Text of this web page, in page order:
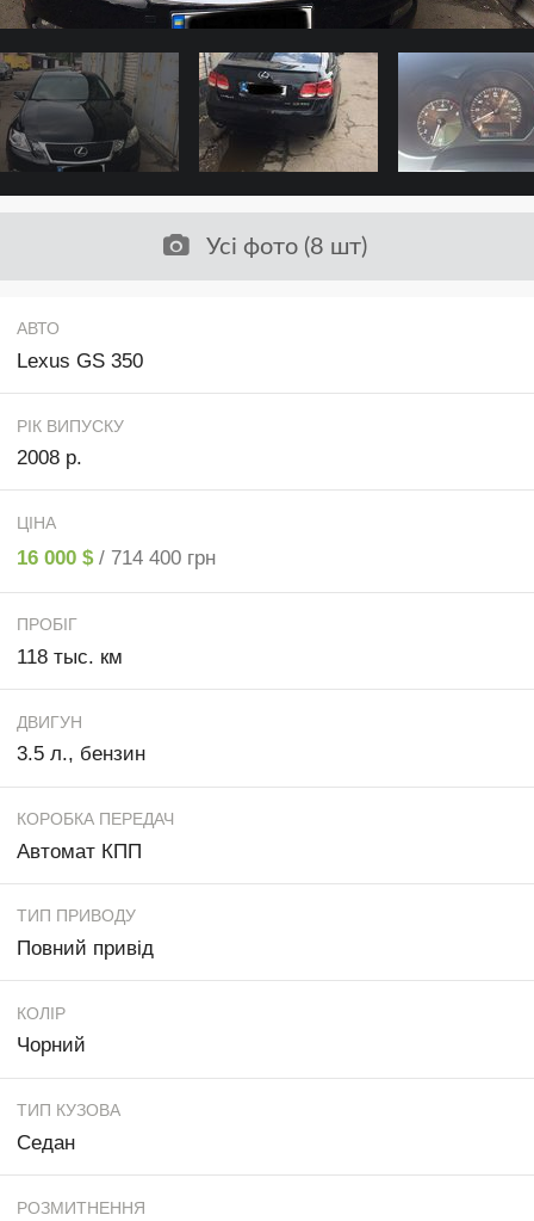
Усі фото (8 шт)
АВТО
Lexus GS 350
РІК ВИПУСКУ
2008 р.
ЦІНА
16 000 $ / 714 400 грн
ПРОБІГ
118 тыс. км
ДВИГУН
3.5 л., бензин
КОРОБКА ПЕРЕДАЧ
Автомат КПП
ТИП ПРИВОДУ
Повний привід
КОЛІР
Чорний
ТИП КУЗОВА
Седан
РОЗМИТНЕННЯ